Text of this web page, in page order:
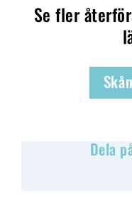
Se fler
Dela